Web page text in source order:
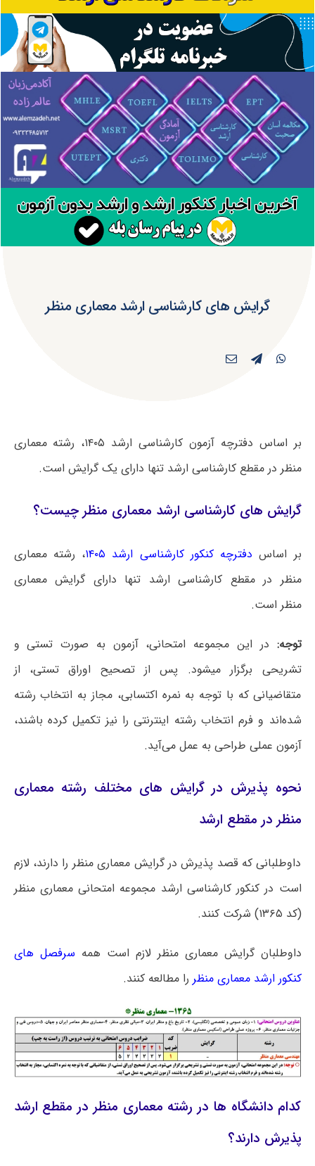
گرایش های کارشناسی ارشد معماری منظر
بر اساس دفترچه آزمون کارشناسی ارشد ۱۴۰۵، رشته معماری
منظر در مقطع کارشناسی ارشد تنها دارای یک گرایش است.
گرایش های کارشناسی ارشد معماری منظر چیست؟
بر اساس دفترچه کنکور کارشناسی ارشد ۱۴۰۵
، رشته معماری
منظر در مقطع کارشناسی ارشد تنها دارای گرایش معماری
منظر است.
توجه: در این مجموعه امتحانی، آزمون به صورت تستی و
تشریحی برگزار میشود. پس از تصحیح اوراق تستی، از
متقاضیانی که با توجه به نمره اکتسابی، مجاز به انتخاب رشته
شده‌اند و فرم انتخاب رشته اینترنتی را نیز تکمیل کرده باشند،
آزمون عملی طراحی به عمل می‌آید.
نحوه پذیرش در گرایش های مختلف رشته معماری
منظر در مقطع ارشد
داوطلبانی که قصد پذیرش در گرایش معماری منظر را دارند، لازم
است در کنکور کارشناسی ارشد مجموعه امتحانی معماری منظر
(کد ۱۳۶۵) شرکت کنند.
داوطلبان گرایش معماری منظر لازم است همه سرفصل های
کنکور ارشد معماری منظر را مطالعه کنند.
کدام دانشگاه ها در رشته معماری منظر در مقطع ارشد
پذیرش دارند؟